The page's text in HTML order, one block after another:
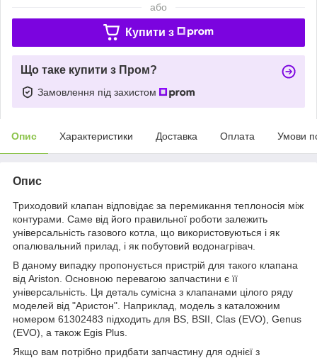
або
Купити з
Що таке купити з Пром?
Замовлення під захистом
Опис Характеристики Доставка Оплата Умови
Опис
Триходовий клапан відповідає за перемикання теплоносія між
контурами. Саме від його правильної роботи залежить
універсальність газового котла, що використовуються і як
опалювальний прилад, і як побутовий водонагрівач.
В даному випадку пропонується пристрій для такого клапана
від Ariston. Основною перевагою запчастини є її
універсальність. Ця деталь сумісна з клапанами цілого ряду
моделей від "Аристон". Наприклад, модель з каталожним
номером 61302483 підходить для BS, BSII, Clas (EVO), Genus
(EVO), а також Egis Plus.
Якщо вам потрібно придбати запчастину для однієї з